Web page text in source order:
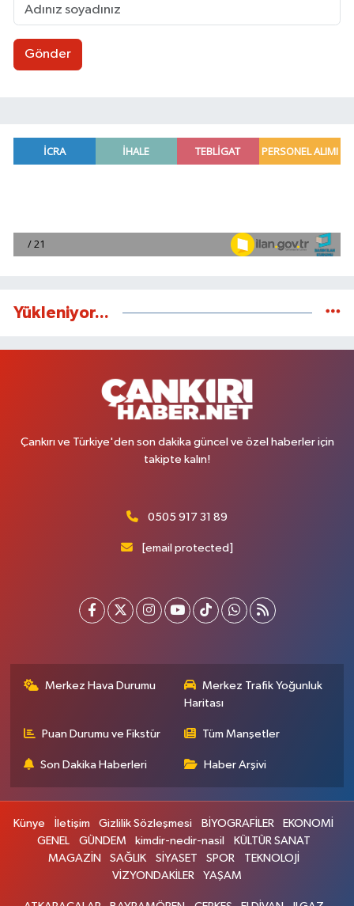
Gönder
Yükleniyor...
Çankırı ve Türkiye'den son dakika güncel ve özel haberler için
takipte kalın!
0505 917 31 89
[email protected]
Merkez Hava Durumu
Merkez Trafik Yoğunluk
Haritası
Puan Durumu ve Fikstür Tüm Manşetler
Son Dakika Haberleri Haber Arşivi
Künye İletişim Gizlilik Sözleşmesi BİYOGRAFİLER
EKONOMİ
GENEL
GÜNDEM kimdir-nedir-nasil
KÜLTÜR SANAT
MAGAZİN
SAĞLIK SİYASET SPOR
TEKNOLOJİ
VİZYONDAKİLER
YAŞAM